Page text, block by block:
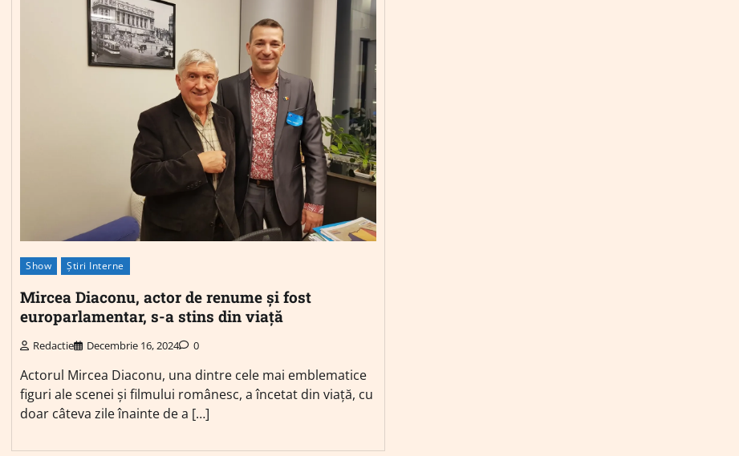
Show Știri Interne
Mircea Diaconu, actor de renume și fost
europarlamentar, s-a stins din viață
Redactie Decembrie 16, 2024 0
Actorul Mircea Diaconu, una dintre cele mai emblematice
figuri ale scenei și filmului românesc, a încetat din viață, cu
doar câteva zile înainte de a […]